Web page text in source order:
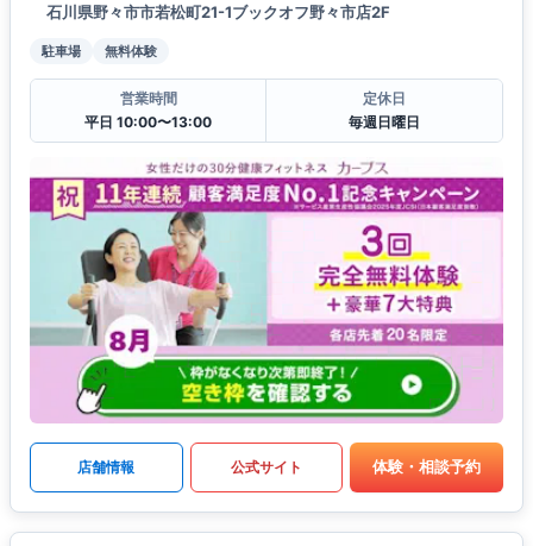
石川県野々市市若松町21-1ブックオフ野々市店2F
駐車場 無料体験
営業時間
平日 10:00〜13:00
定休日
毎週日曜日
店舗情報 公式サイト 体験・相談予約